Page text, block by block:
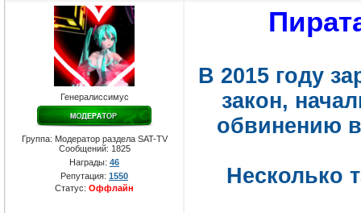
Генералиссимус
Группа: Модератор раздела SAT-TV
Сообщений: 1825
Награды: 46
Репутация: 1550
Статус: Оффлайн
В 2015 году
закон,
обвинению
Несколько